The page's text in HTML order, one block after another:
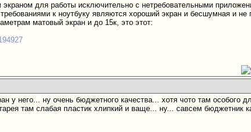
для работы исключительно с нетребовательными
к ноутбуку являются хороший экран и бесшумная и не
матовый экран и до 15к, это этот:
у него... ну очень бюджетного качества... хотя чото там особого
там слабая пластик хлипкий и ваще... ну... савсем бюджетник